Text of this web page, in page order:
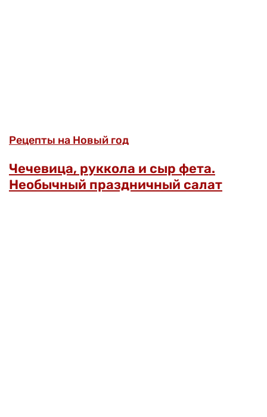
Рецепты на Новый год
Чечевица, руккола и сыр фета.
Необычный праздничный салат